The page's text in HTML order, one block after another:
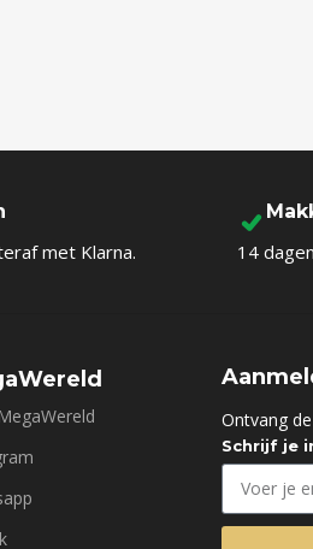
met Klarna. 14
Ontvang
Schrijf je